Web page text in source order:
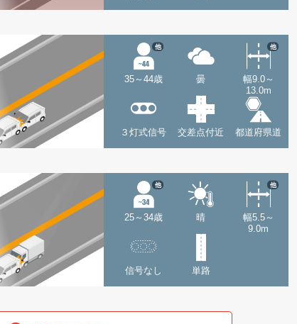
35～44歳
他
曇
幅9.0～
13.0m
他
３灯式信号 交差点付近 都道府県道
25～34歳
他
晴
幅5.5～
9.0m
他
信号なし 単路